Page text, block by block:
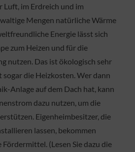
Luft, im Erdreich und im
Mengen natürliche Wärme
Energie lässt sich
zum Heizen und für die
nutzen. Das ist ökologisch sehr
die Heizkosten. Wer dann
Anlage auf dem Dach hat, kann
dazu nutzen, um die
Eigenheimbesitzer, die
lassen, bekommen
(Lesen Sie dazu die